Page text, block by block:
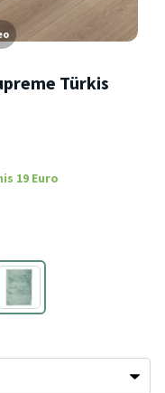
Türkis
19 Euro